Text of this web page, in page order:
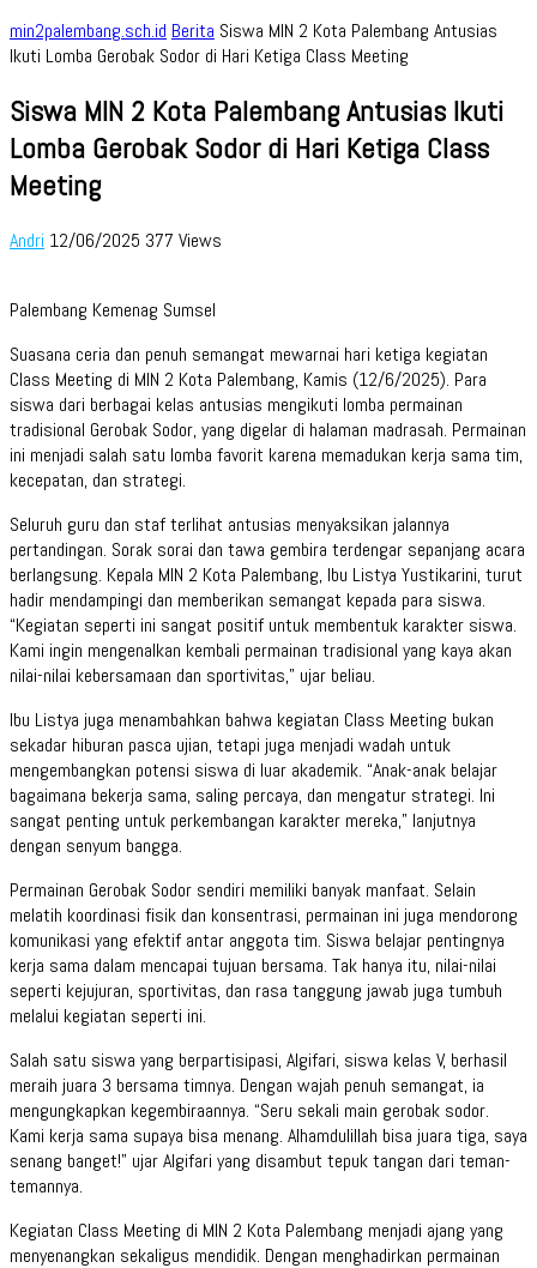
min2palembang.sch.id Berita Siswa MIN 2 Kota Palembang Antusias
Ikuti Lomba Gerobak Sodor di Hari Ketiga Class Meeting
Siswa MIN 2 Kota Palembang Antusias Ikuti
Lomba Gerobak Sodor di Hari Ketiga Class
Meeting
Andri 12/06/2025 377 Views
Palembang Kemenag Sumsel
Suasana ceria dan penuh semangat mewarnai hari ketiga kegiatan
Class Meeting di MIN 2 Kota Palembang, Kamis (12/6/2025). Para
siswa dari berbagai kelas antusias mengikuti lomba permainan
tradisional Gerobak Sodor, yang digelar di halaman madrasah. Permainan
ini menjadi salah satu lomba favorit karena memadukan kerja sama tim,
kecepatan, dan strategi.
Seluruh guru dan staf terlihat antusias menyaksikan jalannya
pertandingan. Sorak sorai dan tawa gembira terdengar sepanjang acara
berlangsung. Kepala MIN 2 Kota Palembang, Ibu Listya Yustikarini, turut
hadir mendampingi dan memberikan semangat kepada para siswa.
“Kegiatan seperti ini sangat positif untuk membentuk karakter siswa.
Kami ingin mengenalkan kembali permainan tradisional yang kaya akan
nilai-nilai kebersamaan dan sportivitas,” ujar beliau.
Ibu Listya juga menambahkan bahwa kegiatan Class Meeting bukan
sekadar hiburan pasca ujian, tetapi juga menjadi wadah untuk
mengembangkan potensi siswa di luar akademik. “Anak-anak belajar
bagaimana bekerja sama, saling percaya, dan mengatur strategi. Ini
sangat penting untuk perkembangan karakter mereka,” lanjutnya
dengan senyum bangga.
Permainan Gerobak Sodor sendiri memiliki banyak manfaat. Selain
melatih koordinasi fisik dan konsentrasi, permainan ini juga mendorong
komunikasi yang efektif antar anggota tim. Siswa belajar pentingnya
kerja sama dalam mencapai tujuan bersama. Tak hanya itu, nilai-nilai
seperti kejujuran, sportivitas, dan rasa tanggung jawab juga tumbuh
melalui kegiatan seperti ini.
Salah satu siswa yang berpartisipasi, Algifari, siswa kelas V, berhasil
meraih juara 3 bersama timnya. Dengan wajah penuh semangat, ia
mengungkapkan kegembiraannya. “Seru sekali main gerobak sodor.
Kami kerja sama supaya bisa menang. Alhamdulillah bisa juara tiga, saya
senang banget!” ujar Algifari yang disambut tepuk tangan dari teman-
temannya.
Kegiatan Class Meeting di MIN 2 Kota Palembang menjadi ajang yang
menyenangkan sekaligus mendidik. Dengan menghadirkan permainan